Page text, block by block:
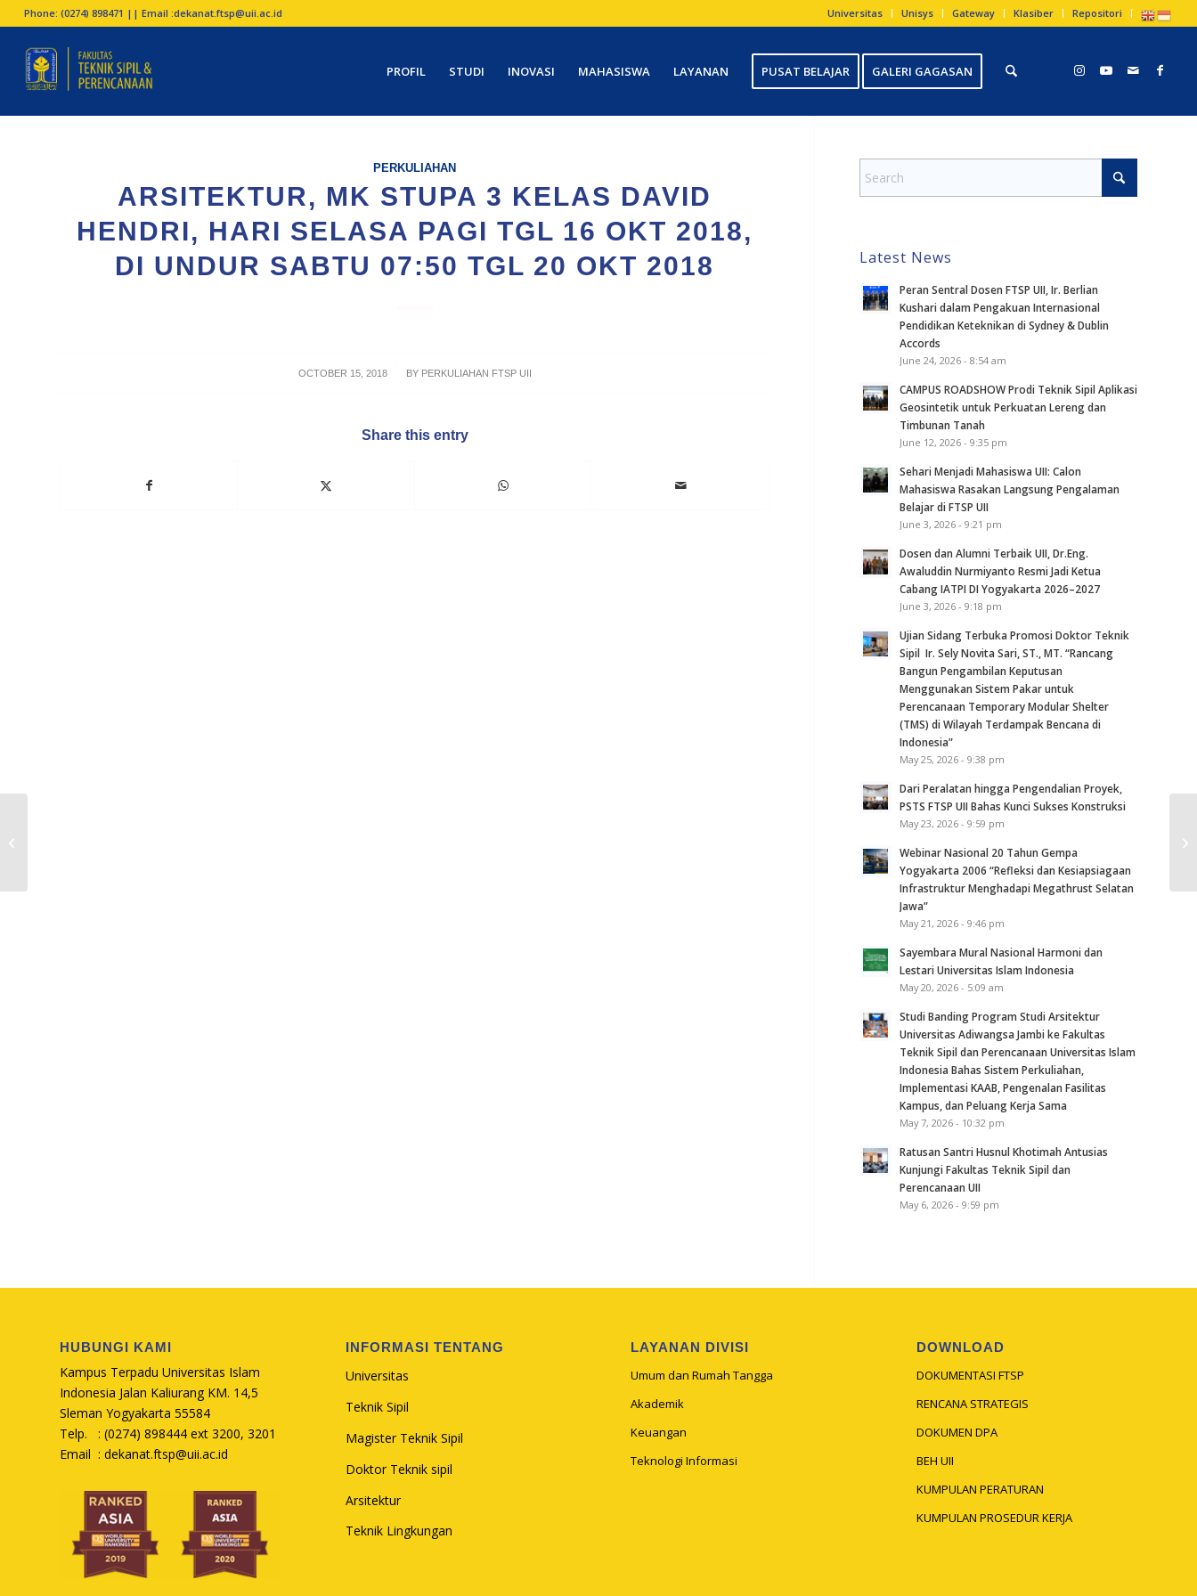
Universitas Unisys Gateway Klasiber Repositori
Phone: (0274) 898471 || Email :dekanat.ftsp@uii.ac.id
PROFIL STUDI INOVASI MAHASISWA LAYANAN PUSAT BELAJAR GALERI GAGASAN
PERKULIAHAN
ARSITEKTUR, MK STUPA 3 KELAS DAVID
HENDRI, HARI SELASA PAGI TGL 16 OKT 2018,
DI UNDUR SABTU 07:50 TGL 20 OKT 2018
OCTOBER 15, 2018
/ BY PERKULIAHAN FTSP UII
Share this entry
Latest News
Peran Sentral Dosen FTSP UII, Ir. Berlian
Kushari dalam Pengakuan Internasional
Pendidikan Keteknikan di Sydney & Dublin
Accords
June 24, 2026 - 8:54 am
CAMPUS ROADSHOW Prodi Teknik Sipil Aplikasi
Geosintetik untuk Perkuatan Lereng dan
Timbunan Tanah
June 12, 2026 - 9:35 pm
Sehari Menjadi Mahasiswa UII: Calon
Mahasiswa Rasakan Langsung Pengalaman
Belajar di FTSP UII
June 3, 2026 - 9:21 pm
Dosen dan Alumni Terbaik UII, Dr.Eng.
Awaluddin Nurmiyanto Resmi Jadi Ketua
Cabang IATPI DI Yogyakarta 2026–2027
June 3, 2026 - 9:18 pm
Ujian Sidang Terbuka Promosi Doktor Teknik
Sipil Ir. Sely Novita Sari, ST., MT. “Rancang
Bangun Pengambilan Keputusan
Menggunakan Sistem Pakar untuk
Perencanaan Temporary Modular Shelter
(TMS) di Wilayah Terdampak Bencana di
Indonesia”
May 25, 2026 - 9:38 pm
Dari Peralatan hingga Pengendalian Proyek,
PSTS FTSP UII Bahas Kunci Sukses Konstruksi
May 23, 2026 - 9:59 pm
Webinar Nasional 20 Tahun Gempa
Yogyakarta 2006 “Refleksi dan Kesiapsiagaan
Infrastruktur Menghadapi Megathrust Selatan
Jawa”
May 21, 2026 - 9:46 pm
Sayembara Mural Nasional Harmoni dan
Lestari Universitas Islam Indonesia
May 20, 2026 - 5:09 am
Studi Banding Program Studi Arsitektur
Universitas Adiwangsa Jambi ke Fakultas
Teknik Sipil dan Perencanaan Universitas Islam
Indonesia Bahas Sistem Perkuliahan,
Implementasi KAAB, Pengenalan Fasilitas
Kampus, dan Peluang Kerja Sama
May 7, 2026 - 10:32 pm
Ratusan Santri Husnul Khotimah Antusias
Kunjungi Fakultas Teknik Sipil dan
Perencanaan UII
May 6, 2026 - 9:59 pm
HUBUNGI KAMI
Kampus Terpadu Universitas Islam
Indonesia Jalan Kaliurang KM. 14,5
Sleman Yogyakarta 55584
Telp. : (0274) 898444 ext 3200, 3201
Email : dekanat.ftsp@uii.ac.id
INFORMASI TENTANG
Universitas
Teknik Sipil
Magister Teknik Sipil
Doktor Teknik sipil
Arsitektur
Teknik Lingkungan
LAYANAN DIVISI
Umum dan Rumah Tangga
Akademik
Keuangan
Teknologi Informasi
DOWNLOAD
DOKUMENTASI FTSP
RENCANA STRATEGIS
DOKUMEN DPA
BEH UII
KUMPULAN PERATURAN
KUMPULAN PROSEDUR KERJA